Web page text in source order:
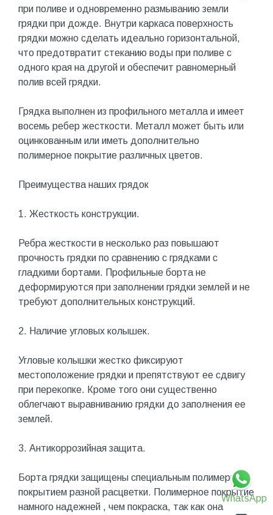
WhatsApp
при поливе и одновременно размыванию земли
грядки при дожде. Внутри каркаса поверхность
грядки можно сделать идеально горизонтальной,
что предотвратит стеканию воды при поливе с
одного края на другой и обеспечит равномерный
полив всей грядки.
Грядка выполнен из профильного металла и имеет
восемь ребер жесткости. Металл может быть или
оцинкованным или иметь дополнительно
полимерное покрытие различных цветов.
Преимущества наших грядок
1. Жесткость конструкции.
Ребра жесткости в несколько раз повышают
прочность грядки по сравнению с грядками с
гладкими бортами. Профильные борта не
деформируются при заполнении грядки землей и не
требуют дополнительных конструкций.
2. Наличие угловых колышек.
Угловые колышки жестко фиксируют
местоположение грядки и препятствуют ее сдвигу
при перекопке. Кроме того они существенно
облегчают выравниванию грядки до заполнения ее
землей.
3. Антикоррозийная защита.
Борта грядки защищены специальным полимерным
покрытием разной расцветки. Полимерное покрытие
намного надежней , чем покраска, так как она